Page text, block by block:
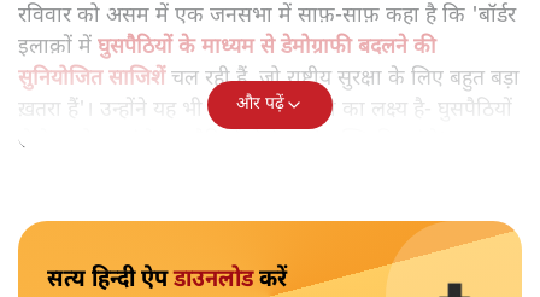
रविवार को असम में एक जनसभा में साफ़-साफ़ कहा है कि 'बॉर्डर
इलाक़ों में घुसपैठियों के माध्यम से डेमोग्राफी बदलने की
सुनियोजित साजिशेंचल रही हैं, जो राष्ट्रीय सुरक्षा के लिए बहुत बड़ा
ख़तरा हैं'। उन्होंने यह भी कहा कि 'बीजेपी का लक्ष्य है- घुसपैठियों
से देश को बचाएंगे, घुसपैठियों से देश को मुक्ति दिलाएंगे'।
और पढ़ें
सत्य हिन्दी ऐपडाउनलोडकरें